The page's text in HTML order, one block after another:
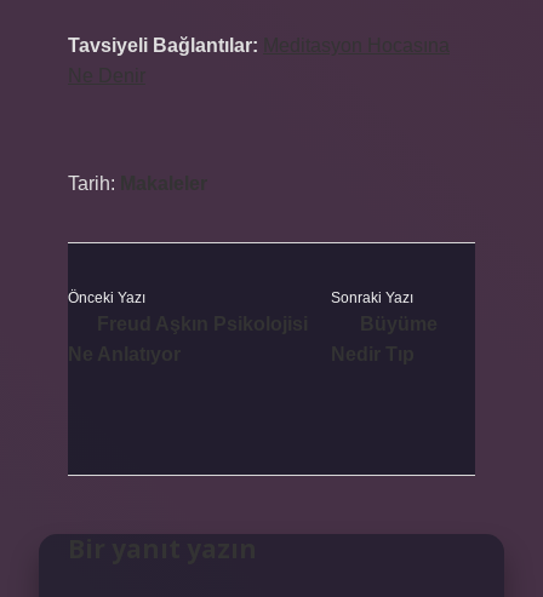
Tavsiyeli Bağlantılar:
Tarih:
Önceki Yazı Sonraki Yazı